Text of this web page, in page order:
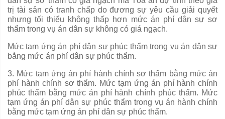
trị tài sản có tranh chấp do đương sự yêu cầu giải quyết
nhưng tối thiểu không thấp hơn mức án phí dân sự sơ
thẩm trong vụ án dân sự không có giá ngạch.
Mức tạm ứng án phí dân sự phúc thẩm trong vụ án dân sự
bằng mức án phí dân sự phúc thẩm.
3. Mức tạm ứng án phí hành chính sơ thẩm bằng mức án
phí hành chính sơ thẩm. Mức tạm ứng án phí hành chính
phúc thẩm bằng mức án phí hành chính phúc thẩm. Mức
tạm ứng án phí dân sự phúc thẩm trong vụ án hành chính
bằng mức tạm ứng án phí dân sự phúc thẩm.